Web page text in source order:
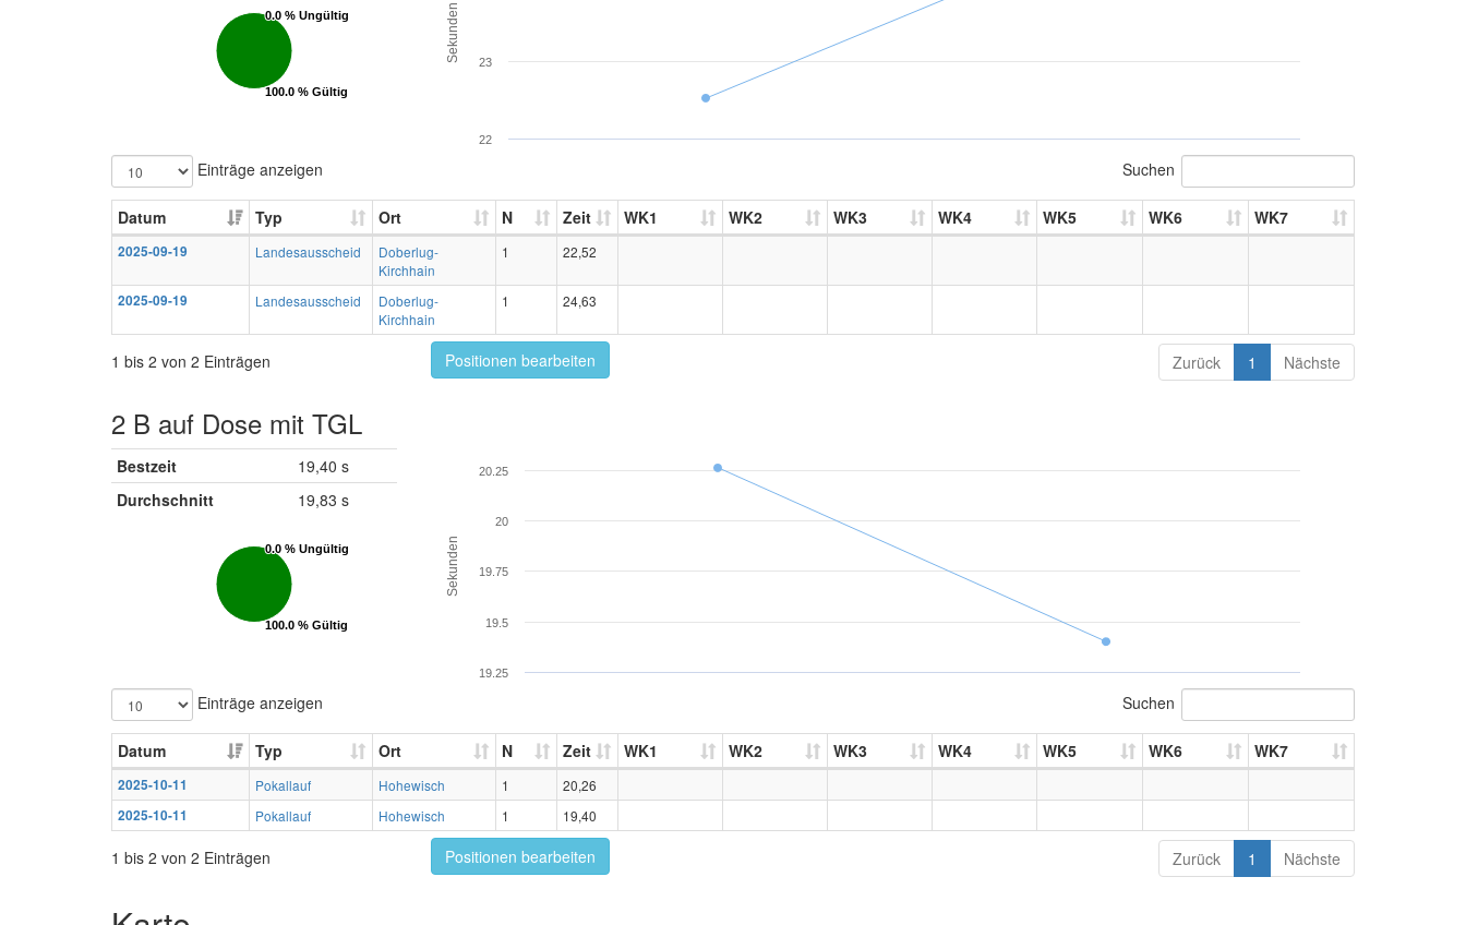
0.0 % Ungültig
0.0 % Ungültig
100.0 % Gültig
100.0 % Gültig
Sekunden
22
23
Einträge anzeigen Suchen
Datum Typ Ort N Zeit WK1 WK2 WK3 WK4 WK5 WK6 WK7
2025-09-19 Landesausscheid
Doberlug-
Kirchhain
1 22,52
2025-09-19 Landesausscheid
Doberlug-
Kirchhain
1 24,63
1 bis 2 von 2 Einträgen Positionen bearbeiten Zurück 1 Nächste
2 B auf Dose mit TGL
Bestzeit
19,40 s
Durchschnitt
19,83 s
0.0 % Ungültig
0.0 % Ungültig
100.0 % Gültig
100.0 % Gültig
Sekunden
19.25
19.5
19.75
20
20.25
Einträge anzeigen Suchen
Datum Typ Ort N Zeit WK1 WK2 WK3 WK4 WK5 WK6 WK7
2025-10-11 Pokallauf Hohewisch 1
20,26
2025-10-11
Pokallauf Hohewisch 1 19,40
1 bis 2 von 2 Einträgen Positionen bearbeiten Zurück 1 Nächste